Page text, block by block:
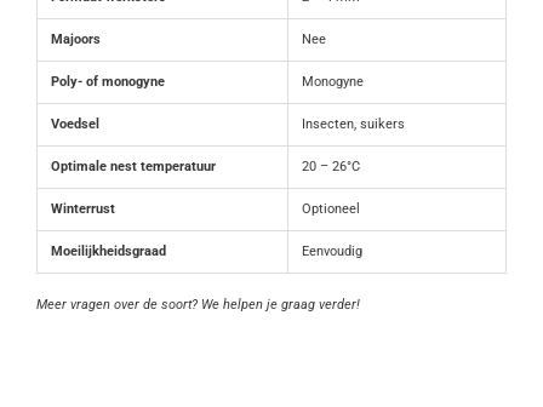
Majoors Nee
Poly- of monogyne Monogyne
Voedsel Insecten, suikers
Optimale nest temperatuur 20 – 26°C
Winterrust Optioneel
Moeilijkheidsgraad Eenvoudig
Meer vragen over de soort? We helpen je graag verder!